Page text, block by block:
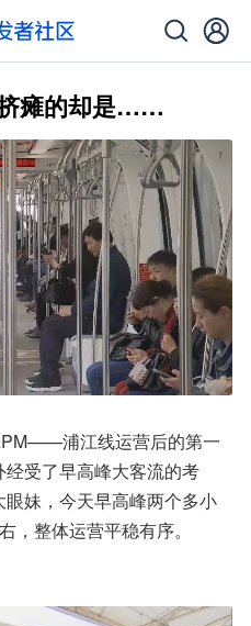
瘫的却是……
浦江线运营后的第一
受了早高峰大客流的考
妹，今天早高峰两个多小
，整体运营平稳有序。